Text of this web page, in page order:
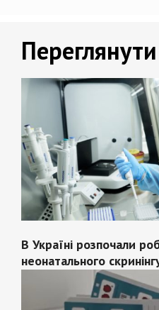
В Україні розпочали
неонатального